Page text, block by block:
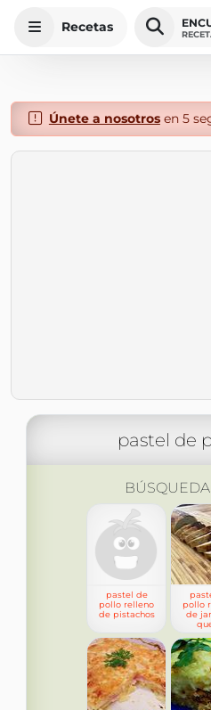
Recetas
Únete a nosotrosen 5
pastel de
pastel de
pollo relleno
de pistachos
pollo
de